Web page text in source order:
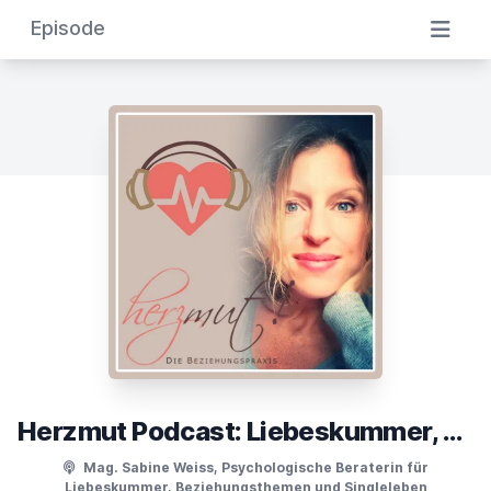
Episode
Herzmut Podcast: Liebeskummer, Beziehungsthemen und Singleleben
Mag. Sabine Weiss, Psychologische Beraterin für
Liebeskummer, Beziehungsthemen und Singleleben